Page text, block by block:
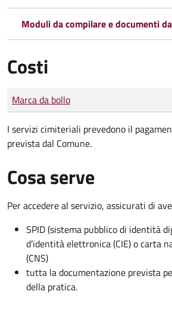
Moduli da compilare e documenti
Costi
Tipo di pagamento
Importo
Marca da bollo
I servizi cimiteriali prevedono il
prevista dal Comune.
Cosa serve
Per accedere al servizio, assicurati di
SPID (sistema pubblico di identità
d’identità elettronica (CIE) o carta
(CNS)
tutta la documentazione prevista
della pratica.